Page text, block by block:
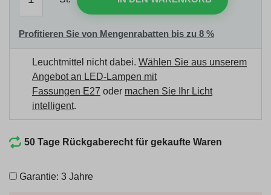
Profitieren Sie von Mengenrabatten bis zu 8 %
Leuchtmittel nicht dabei. Wählen Sie aus unserem
Angebot an LED-Lampen mit
Fassungen E27 oder machen Sie Ihr Licht
intelligent.
50 Tage Rückgaberecht für gekaufte Waren
Garantie: 3 Jahre